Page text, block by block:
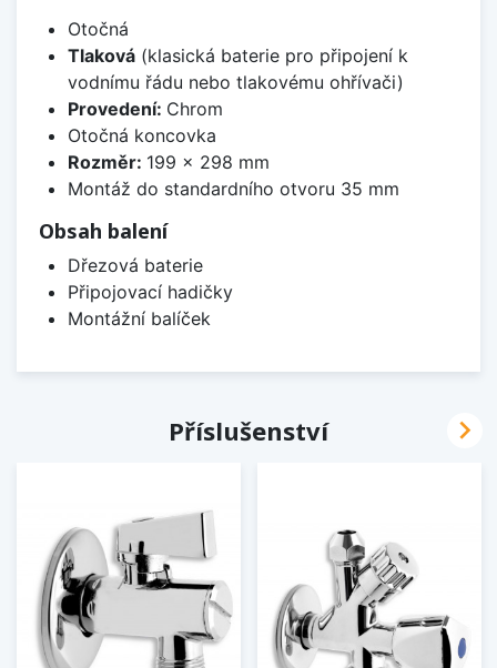
Otočná
Tlaková(klasická baterie pro připojení k
vodnímu řádu nebo tlakovému ohřívači)
Provedení: Chrom
Otočná koncovka
Rozměr: 199 x 298 mm
Montáž do standardního otvoru 35 mm
Obsah balení
Dřezová baterie
Připojovací hadičky
Montážní balíček
Příslušenství 